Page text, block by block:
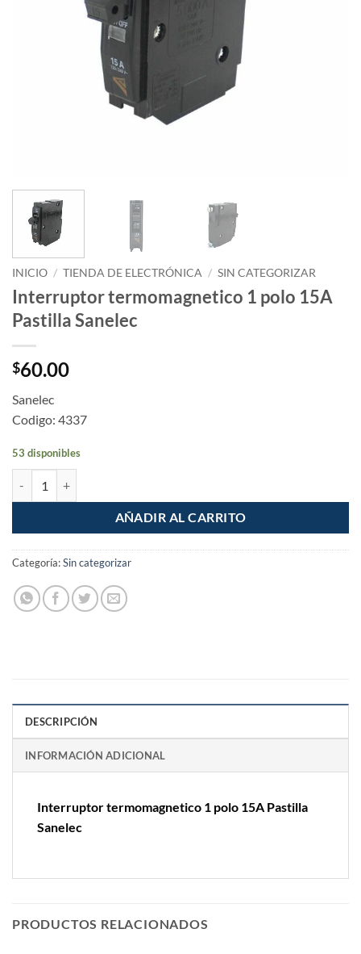
INICIO / TIENDA DE ELECTRÓNICA / SIN CATEGORIZAR
Interruptor termomagnetico 1 polo 15A
Pastilla Sanelec
$60.00
Sanelec
Codigo: 4337
53 disponibles
AÑADIR AL CARRITO
Categoría:Sin categorizar
DESCRIPCIÓN
INFORMACIÓN ADICIONAL
Interruptor termomagnetico 1 polo 15A Pastilla
Sanelec
PRODUCTOS RELACIONADOS